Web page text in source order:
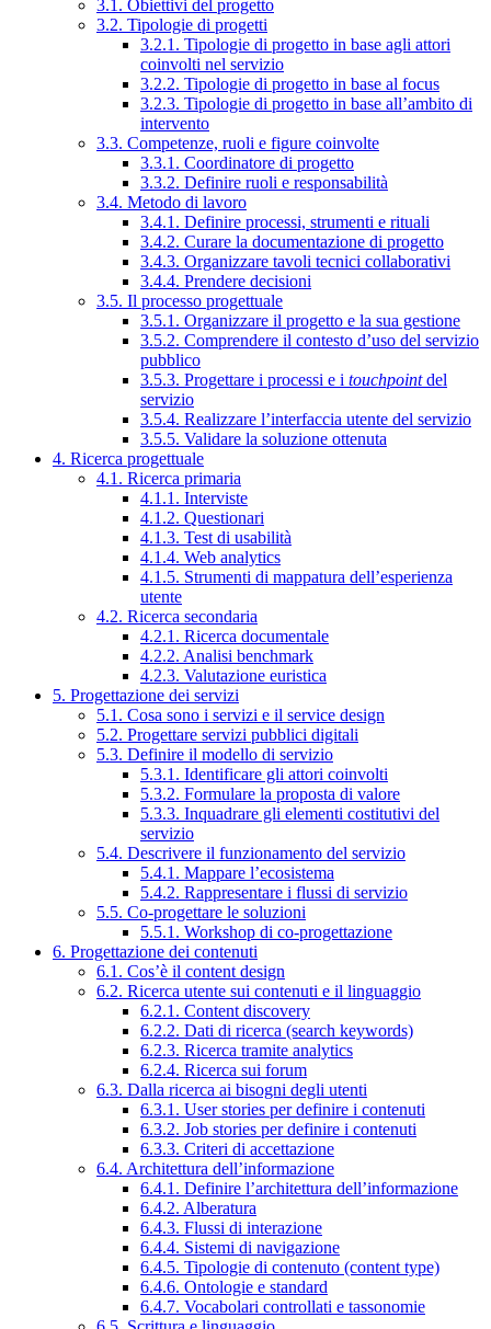
3.1. Obiettivi del progetto
3.2. Tipologie di progetti
3.2.1. Tipologie di progetto in base agli attori
coinvolti nel servizio
3.2.2. Tipologie di progetto in base al focus
3.2.3. Tipologie di progetto in base all’ambito di
intervento
3.3. Competenze, ruoli e figure coinvolte
3.3.1. Coordinatore di progetto
3.3.2. Definire ruoli e responsabilità
3.4. Metodo di lavoro
3.4.1. Definire processi, strumenti e rituali
3.4.2. Curare la documentazione di progetto
3.4.3. Organizzare tavoli tecnici collaborativi
3.4.4. Prendere decisioni
3.5. Il processo progettuale
3.5.1. Organizzare il progetto e la sua gestione
3.5.2. Comprendere il contesto d’uso del servizio
pubblico
3.5.3. Progettare i processi e i touchpointdel
servizio
3.5.4. Realizzare l’interfaccia utente del servizio
3.5.5. Validare la soluzione ottenuta
4. Ricerca progettuale
4.1. Ricerca primaria
4.1.1. Interviste
4.1.2. Questionari
4.1.3. Test di usabilità
4.1.4. Web analytics
4.1.5. Strumenti di mappatura dell’esperienza
utente
4.2. Ricerca secondaria
4.2.1. Ricerca documentale
4.2.2. Analisi benchmark
4.2.3. Valutazione euristica
5. Progettazione dei servizi
5.1. Cosa sono i servizi e il service design
5.2. Progettare servizi pubblici digitali
5.3. Definire il modello di servizio
5.3.1. Identificare gli attori coinvolti
5.3.2. Formulare la proposta di valore
5.3.3. Inquadrare gli elementi costitutivi del
servizio
5.4. Descrivere il funzionamento del servizio
5.4.1. Mappare l’ecosistema
5.4.2. Rappresentare i flussi di servizio
5.5. Co-progettare le soluzioni
5.5.1. Workshop di co-progettazione
6. Progettazione dei contenuti
6.1. Cos’è il content design
6.2. Ricerca utente sui contenuti e il linguaggio
6.2.1. Content discovery
6.2.2. Dati di ricerca (search keywords)
6.2.3. Ricerca tramite analytics
6.2.4. Ricerca sui forum
6.3. Dalla ricerca ai bisogni degli utenti
6.3.1. User stories per definire i contenuti
6.3.2. Job stories per definire i contenuti
6.3.3. Criteri di accettazione
6.4. Architettura dell’informazione
6.4.1. Definire l’architettura dell’informazione
6.4.2. Alberatura
6.4.3. Flussi di interazione
6.4.4. Sistemi di navigazione
6.4.5. Tipologie di contenuto (content type)
6.4.6. Ontologie e standard
6.4.7. Vocabolari controllati e tassonomie